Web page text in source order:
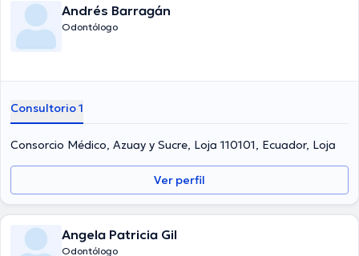
Andrés Barragán
Odontólogo
Consultorio 1
Consorcio Médico, Azuay y Sucre, Loja 110101, Ecuador, Loja
Ver perfil
Angela Patricia Gil
Odontólogo